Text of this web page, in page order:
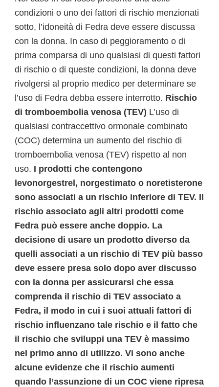
condizioni o uno dei fattori di rischio menzionati
sotto, l’idoneità di Fedra deve essere discussa
con la donna. In caso di peggioramento o di
prima comparsa di uno qualsiasi di questi fattori
di rischio o di queste condizioni, la donna deve
rivolgersi al proprio medico per determinare se
l’uso di Fedra debba essere interrotto. Rischio
di tromboembolia venosa (TEV) L’uso di
qualsiasi contraccettivo ormonale combinato
(COC) determina un aumento del rischio di
tromboembolia venosa (TEV) rispetto al non
uso. I prodotti che contengono
levonorgestrel, norgestimato o noretisterone
sono associati a un rischio inferiore di TEV. Il
rischio associato agli altri prodotti come
Fedra può essere anche doppio. La
decisione di usare un prodotto diverso da
quelli associati a un rischio di TEV più basso
deve essere presa solo dopo aver discusso
con la donna per assicurarsi che essa
comprenda il rischio di TEV associato a
Fedra, il modo in cui i suoi attuali fattori di
rischio influenzano tale rischio e il fatto che
il rischio che sviluppi una TEV è massimo
nel primo anno di utilizzo. Vi sono anche
alcune evidenze che il rischio aumenti
quando l’assunzione di un COC viene ripresa